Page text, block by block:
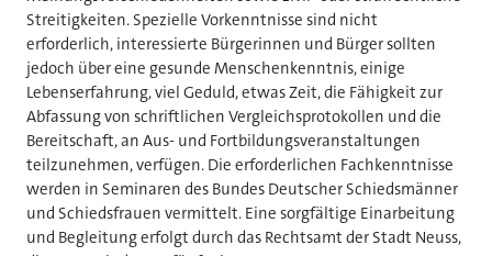
Streitigkeiten. Spezielle Vorkenntnisse sind nicht
erforderlich, interessierte Bürgerinnen und Bürger sollten
jedoch über eine gesunde Menschenkenntnis, einige
Lebenserfahrung, viel Geduld, etwas Zeit, die Fähigkeit zur
Abfassung von schriftlichen Vergleichsprotokollen und die
Bereitschaft, an Aus- und Fortbildungsveranstaltungen
teilzunehmen, verfügen. Die erforderlichen Fachkenntnisse
werden in Seminaren des Bundes Deutscher Schiedsmänner
und Schiedsfrauen vermittelt. Eine sorgfältige Einarbeitung
und Begleitung erfolgt durch das Rechtsamt der Stadt Neuss,